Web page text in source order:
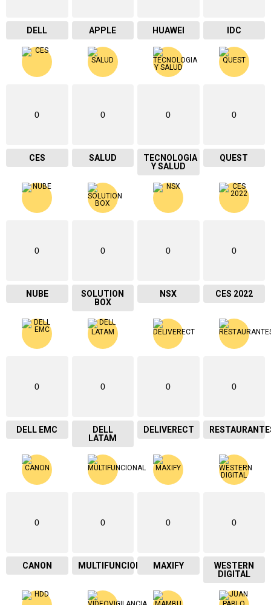
DELL APPLE HUAWEI IDC
0
CES
0
SALUD
0
TECNOLOGIA
Y SALUD
0
QUEST
0
NUBE
0
SOLUTION
BOX
0
NSX
0
CES 2022
0
DELL EMC
0
DELL
LATAM
0
DELIVERECT
0
0
CANON
0
MULTIFUNCIONAL
0
MAXIFY
0
WESTERN
DIGITAL